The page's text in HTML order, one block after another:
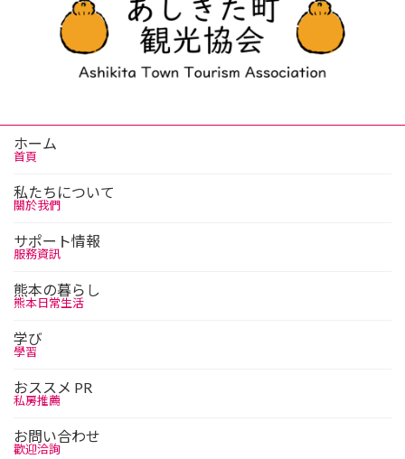
ホーム
首頁
私たちについて
關於我們
サポート情報
服務資訊
熊本の暮らし
熊本日常生活
学び
學習
おススメ PR
私房推薦
お問い合わせ
歡迎洽詢